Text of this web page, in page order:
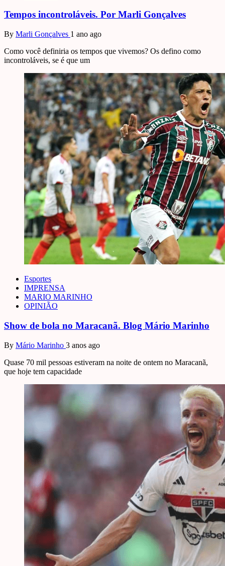
Tempos incontroláveis. Por Marli Gonçalves
By Marli Gonçalves 1 ano ago
Como você definiria os tempos que vivemos? Os defino como
incontroláveis, se é que um
Esportes
IMPRENSA
MARIO MARINHO
OPINIÃO
Show de bola no Maracanã. Blog Mário Marinho
By Mário Marinho 3 anos ago
Quase 70 mil pessoas estiveram na noite de ontem no Maracanã,
que hoje tem capacidade